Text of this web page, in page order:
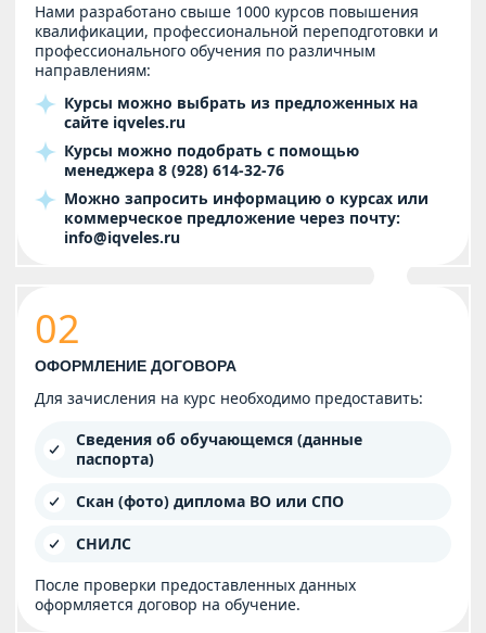
Нами разработано свыше 1000 курсов повышения
квалификации, профессиональной переподготовки и
профессионального обучения по различным
направлениям:
Курсы можно выбрать из предложенных на
сайте iqveles.ru
Курсы можно подобрать с помощью
менеджера 8 (928) 614-32-76
Можно запросить информацию о курсах или
коммерческое предложение через почту:
info@iqveles.ru
02
ОФОРМЛЕНИЕ ДОГОВОРА
Для зачисления на курс необходимо предоставить:
Сведения об обучающемся (данные
паспорта)
Скан (фото) диплома ВО или СПО
СНИЛС
После проверки предоставленных данных
оформляется договор на обучение.